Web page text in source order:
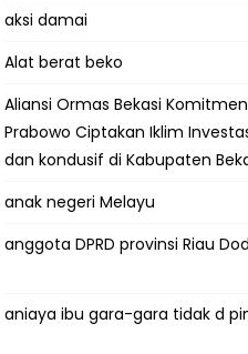
aksi damai
Alat berat beko
Aliansi Ormas Bekasi
Prabowo Ciptakan Iklim
dan kondusif di Kabupaten
anak negeri Melayu
anggota DPRD provinsi Riau
aniaya ibu gara-gara tidak d